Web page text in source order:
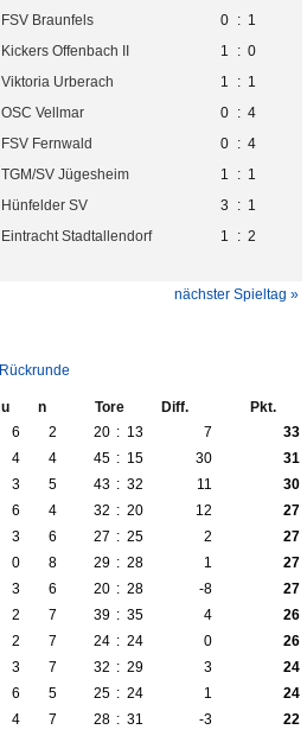
FSV Braunfels 0 : 1
Kickers Offenbach II 1 : 0
Viktoria Urberach 1 : 1
OSC Vellmar 0 : 4
FSV Fernwald 0 : 4
TGM/SV Jügesheim 1 : 1
Hünfelder SV 3 : 1
Eintracht Stadtallendorf 1 : 2
nächster Spieltag »
Rückrunde
u n Tore Diff.
Pkt.
6 2 20 : 13 7
33
4 4 45 : 15 30
31
3 5 43 : 32 11
30
6 4 32 : 20 12
27
3 6 27 : 25 2
27
0 8 29 : 28 1
27
3 6 20 : 28 -8
27
2 7 39 : 35 4
26
2 7 24 : 24 0
26
3 7 32 : 29 3
24
6 5 25 : 24 1
24
4 7 28 : 31 -3
22